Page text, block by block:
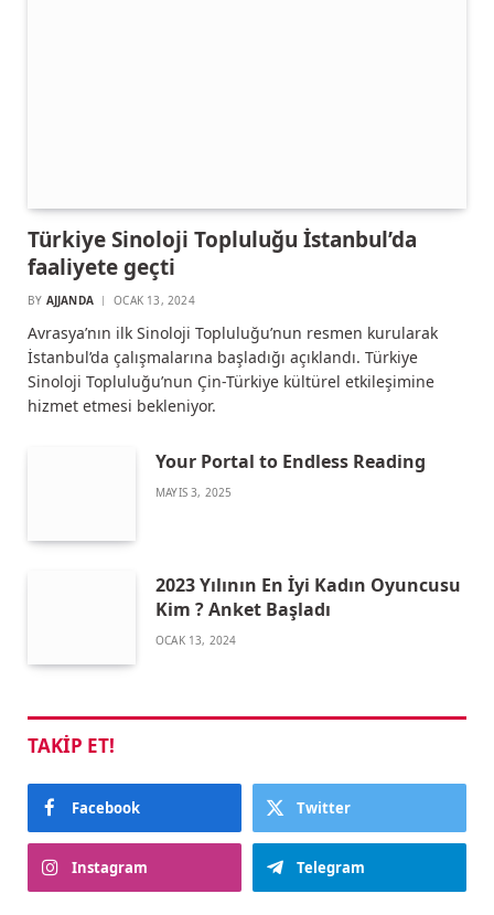
Türkiye Sinoloji Topluluğu İstanbul’da
faaliyete geçti
BY AJJANDA OCAK 13, 2024
Avrasya’nın ilk Sinoloji Topluluğu’nun resmen kurularak
İstanbul’da çalışmalarına başladığı açıklandı. Türkiye
Sinoloji Topluluğu’nun Çin-Türkiye kültürel etkileşimine
hizmet etmesi bekleniyor.
Your Portal to Endless Reading
MAYIS 3, 2025
2023 Yılının En İyi Kadın Oyuncusu
Kim ? Anket Başladı
OCAK 13, 2024
TAKIP ET!
Facebook Twitter
Instagram Telegram